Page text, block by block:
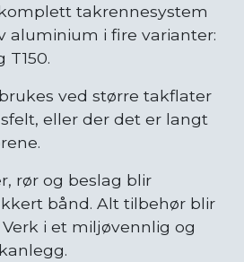
takrennesystem
aluminium i fire varianter:
T150.
ved større takflater
eller der det er langt
rør og beslag blir
bånd. Alt tilbehør blir
i et miljøvennlig og